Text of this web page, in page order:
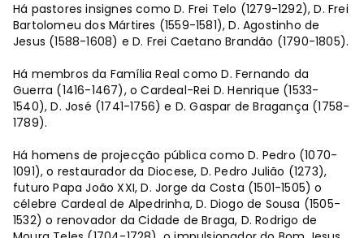
Há pastores insignes como D. Frei Telo (1279-1292), D. Frei
Bartolomeu dos Mártires (1559-1581), D. Agostinho de
Jesus (1588-1608) e D. Frei Caetano Brandão (1790-1805).
Há membros da Família Real como D. Fernando da
Guerra (1416-1467), o Cardeal-Rei D. Henrique (1533-
1540), D. José (1741-1756) e D. Gaspar de Bragança (1758-
1789).
Há homens de projecção pública como D. Pedro (1070-
1091), o restaurador da Diocese, D. Pedro Julião (1273),
futuro Papa João XXI, D. Jorge da Costa (1501-1505) o
célebre Cardeal de Alpedrinha, D. Diogo de Sousa (1505-
1532) o renovador da Cidade de Braga, D. Rodrigo de